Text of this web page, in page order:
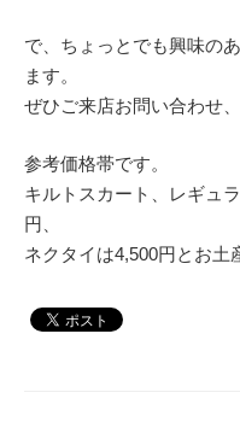
で、ちょっとでも興味の
ます。
ぜひご来店お問い合わせ
参考価格帯です。
キルトスカート、レギュ
円、
ネクタイは4,500円とお土